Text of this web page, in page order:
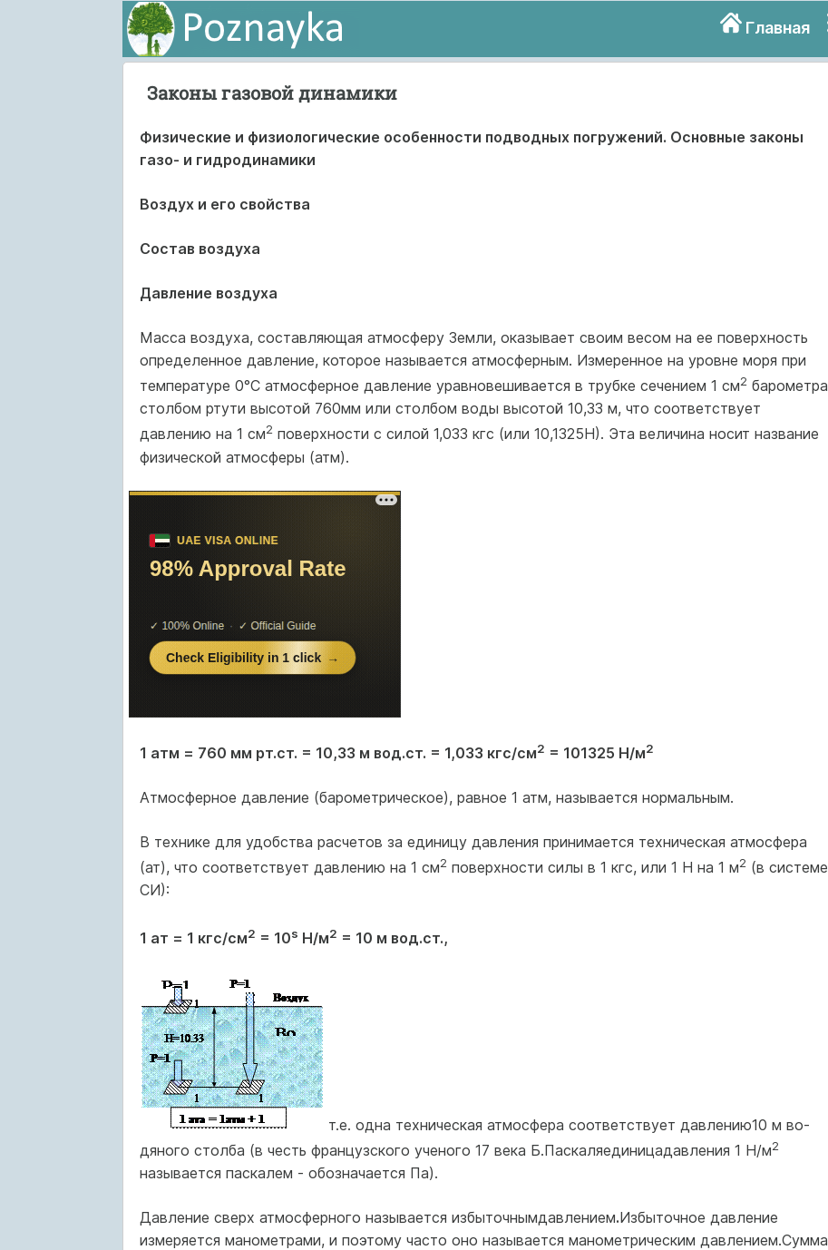
Главная
Законы газовой динамики
Физические и физиологические особенности подводных погружений. Основные законы
газо- и гидродинамики
Воздух и его свойства
Состав воздуха
Давление воздуха
Масса воздуха, составляющая атмосферу Земли, оказывает своим весом на ее поверхность
определенное давление, которое называется атмосферным. Измеренное на уровне моря при
температуре 0°С атмос­ферное давление уравновешивается в трубке сечением 1 см2барометра
столбом ртути высотой 760мм или столбом воды высотой 10,33 м, что соответствует
давлению на 1 см2поверхности с силой 1,033 кгс (или 10,1325Н). Эта величина носит название
физической атмосферы (атм).
1 атм = 760 мм рт.ст. = 10,33 м вод.ст. = 1,033 кгс/см2 = 101325 Н/м2
Атмосферное давление (барометрическое), равное 1 атм, называ­ется нормальным.
В технике для удобства расчетов за единицу давления принимается техническая атмосфера
(ат), что соответствует давлению на 1 см2поверх­ности силы в 1 кгс, или 1 Н на 1 м2(в системе
СИ):
1 ат = 1 кгс/см2 = 10s Н/м2 = 10 м вод.ст.,
т.е. одна техническая атмосфера соответствует давлению10 м во­
дяного столба (в честь французского ученого 17 века Б.Паскаляединицадавления 1 Н/м2
называется паскалем - обозначается Па).
Давление сверх атмосферного называется избыточнымдавлением.Избыточное давление
измеряется манометрами, и поэтому часто оно на­зывается манометрическим давлением.Сумма